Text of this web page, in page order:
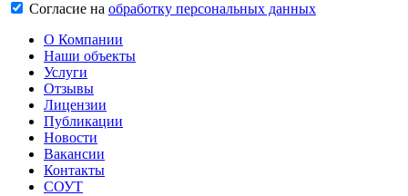
Согласие на обработку персональных данных
О Компании
Наши объекты
Услуги
Отзывы
Лицензии
Публикации
Новости
Вакансии
Контакты
СОУТ